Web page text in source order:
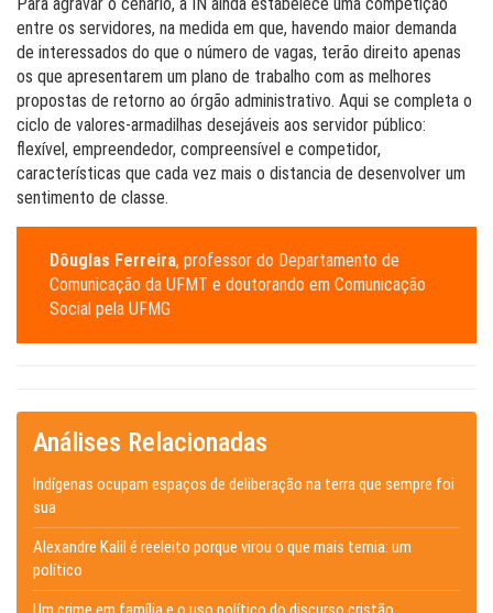
entre os servidores, na medida em que, havendo maior demanda
de interessados do que o número de vagas, terão direito apenas
os que apresentarem um plano de trabalho com as melhores
propostas de retorno ao órgão administrativo. Aqui se completa o
ciclo de valores-armadilhas desejáveis aos servidor público:
flexível, empreendedor, compreensível e competidor,
características que cada vez mais o distancia de desenvolver um
sentimento de classe.
Dôuglas Ferreira, professor do Departamento de
Comunicação da UFMT e doutorando em Comunicação
Social pela UFMG
Análises Relacionadas
Indígenas ocupam espaços de deliberação na terra que sempre foi
sua
Alexandre Kalil é reeleito porque virou o que mais temia: um
político